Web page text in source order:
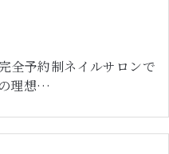
全予約制ネイルサロンで
理想…